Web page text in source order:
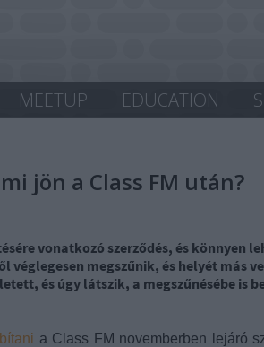
MEETUP EDUCATION
jön a Class FM után?
vonatkozó szerződés, és könnyen
véglegesen megszűnik, és helyét más
és úgy látszik, a megszűnésébe is
a Class FM novemberben lejáró